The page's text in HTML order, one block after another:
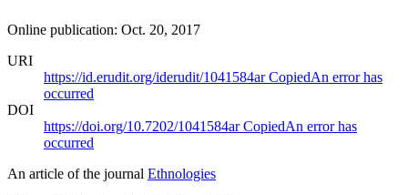
Online publication: Oct. 20, 2017
URI
https://id.erudit.org/iderudit/1041584arCopiedAn error has
occurred
DOI
https://doi.org/10.7202/1041584arCopiedAn error has
occurred
An article of the journal Ethnologies